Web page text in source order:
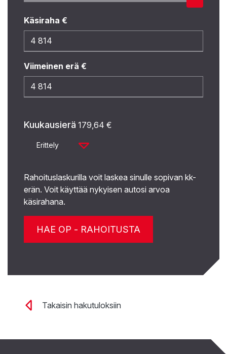
Käsiraha €
Viimeinen erä €
Kuukausierä 179,64 €
Erittely
Rahoituslaskurilla voit laskea sinulle sopivan kk-
erän. Voit käyttää nykyisen autosi arvoa
käsirahana.
HAE OP - RAHOITUSTA
Takaisin hakutuloksiin